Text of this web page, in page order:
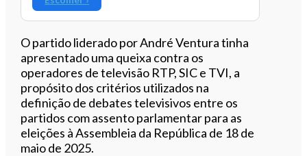
O partido liderado por André Ventura tinha
apresentado uma queixa contra os
operadores de televisão RTP, SIC e TVI, a
propósito dos critérios utilizados na
definição de debates televisivos entre os
partidos com assento parlamentar para as
eleições à Assembleia da República de 18 de
maio de 2025.